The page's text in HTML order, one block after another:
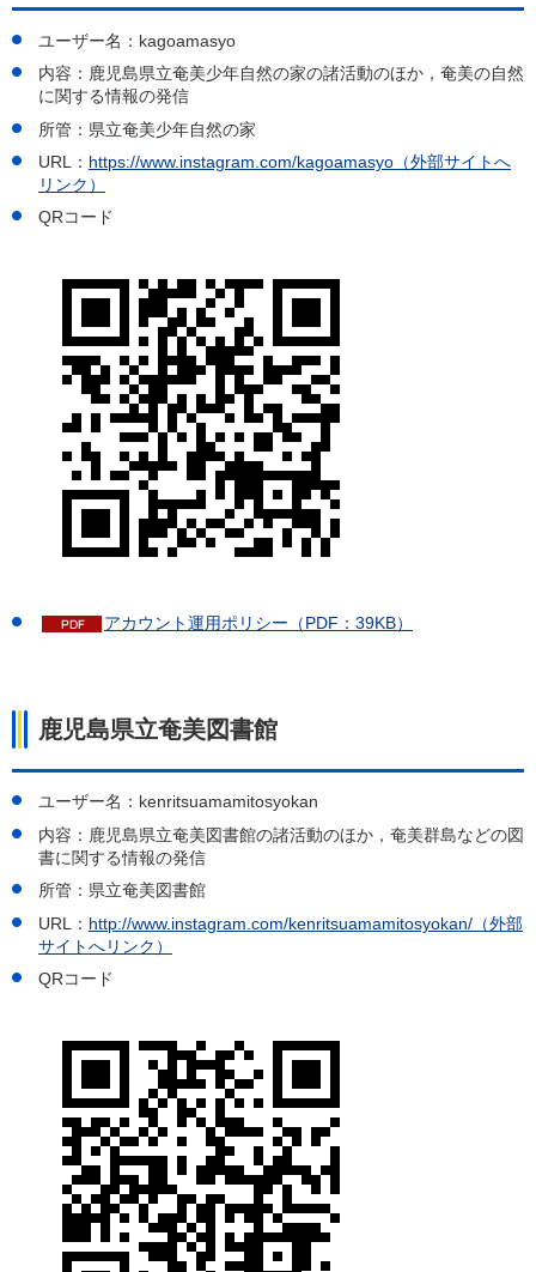
ユーザー名：kagoamasyo
内容：鹿児島県立奄美少年自然の家の諸活動のほか，奄美の自然
に関する情報の発信
所管：県立奄美少年自然の家
URL： https://www.instagram.com/kagoamasyo（外部サイトへ
リンク）
QRコード
アカウント運用ポリシー（PDF：39KB）
鹿児島県立奄美図書館
ユーザー名：kenritsuamamitosyokan
内容：鹿児島県立奄美図書館の諸活動のほか，奄美群島などの図
書に関する情報の発信
所管：県立奄美図書館
URL： http://www.instagram.com/kenritsuamamitosyokan/（外部
サイトへリンク）
QRコード